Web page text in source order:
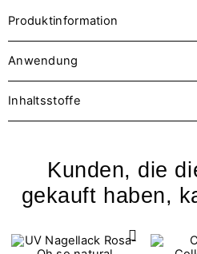
Produktinformation
Anwendung
Inhaltsstoffe
Kunden, die
gekauft haben,